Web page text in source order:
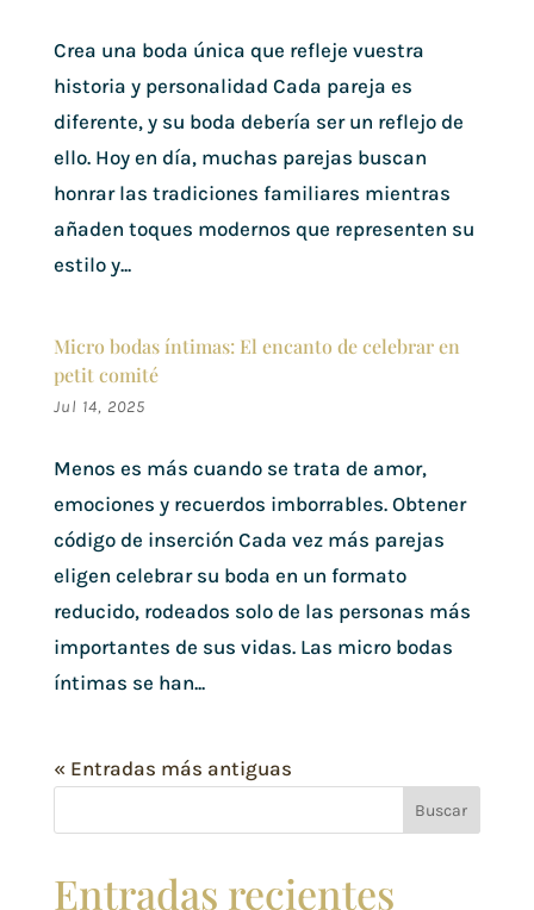
Crea una boda única que refleje vuestra
historia y personalidad Cada pareja es
diferente, y su boda debería ser un reflejo de
ello. Hoy en día, muchas parejas buscan
honrar las tradiciones familiares mientras
añaden toques modernos que representen su
estilo y...
Micro bodas íntimas: El encanto de celebrar en
petit comité
Jul 14, 2025
Menos es más cuando se trata de amor,
emociones y recuerdos imborrables. Obtener
código de inserción Cada vez más parejas
eligen celebrar su boda en un formato
reducido, rodeados solo de las personas más
importantes de sus vidas. Las micro bodas
íntimas se han...
« Entradas más antiguas
Buscar
Entradas recientes